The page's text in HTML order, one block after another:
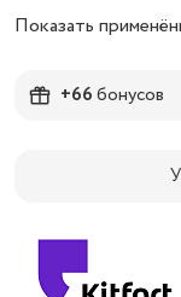
Показать
+66бонусов